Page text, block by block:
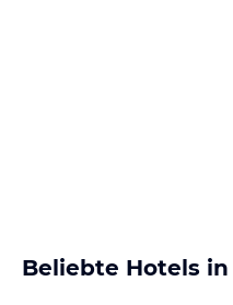
Beliebte Hotels in